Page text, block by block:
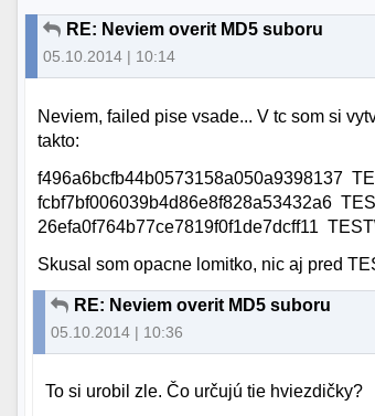
RE: Neviem overit MD5 suboru
05.10.2014 | 10:14
Neviem, failed pise vsade... V tc som si
takto:
f496a6bcfb44b0573158a050a9398137
fcbf7bf006039b4d86e8f828a53432a6
26efa0f764b77ce7819f0f1de7dcff11
Skusal som opacne lomitko, nic aj pred
RE: Neviem overit MD5 suboru
05.10.2014 | 10:36
To si urobil zle. Čo určujú tie hviezdičky?